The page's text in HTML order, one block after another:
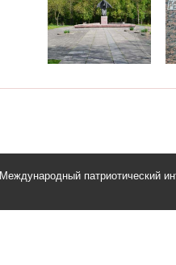
Международный патриотический